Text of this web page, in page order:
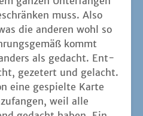
die selbst geleg­te Kar­
Natür­lich kann dabei
Erhal­te ich früh
Mög­lich­kei­ten im
ein­ge­schränkt.
kann man nicht sicher
Kar­ten aus­wäh­len
doch lie­ber den